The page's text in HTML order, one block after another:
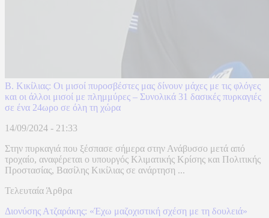
Β. Κικίλιας: Οι μισοί πυροσβέστες μας δίνουν μάχες με τις φλόγες
και οι άλλοι μισοί με πλημμύρες – Συνολικά 31 δασικές πυρκαγιές
σε ένα 24ωρο σε όλη τη χώρα
14/09/2024 - 21:33
Στην πυρκαγιά που ξέσπασε σήμερα στην Ανάβυσσο μετά από
τροχαίο, αναφέρεται ο υπουργός Κλιματικής Κρίσης και Πολιτικής
Προστασίας, Βασίλης Κικίλιας σε ανάρτηση ...
Τελευταία Άρθρα
Διονύσης Ατζαράκης: «Έχω μαζοχιστική σχέση με τη δουλειά»